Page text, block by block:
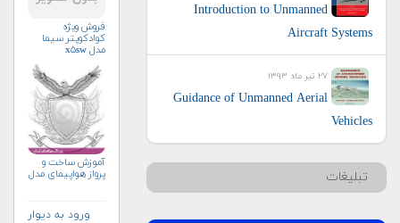
Introduction to Unmanned
Aircraft Systems
۲۷ تیر ماه ۱۳۹۳
Guidance of Unmanned Aerial
Vehicles
تبلیغات
فروش ویژه
کوادکوپتر سیما
مدل x۵sw
آموزش ساخت و
پرواز هواپیمای مدل
ورود به دیوار